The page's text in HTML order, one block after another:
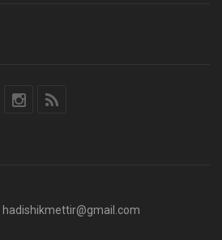
hadishikmettir@gmail.com